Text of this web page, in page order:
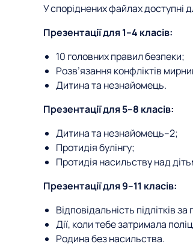
У споріднених файлах доступні
Презентації для 1–4 класів:
10 головних правил безпеки;
Розв’язання конфліктів
Дитина та незнайомець.
Презентації для 5–8 класів:
Дитина та незнайомець–2;
Протидія булінгу;
Протидія насильству над
Презентації для 9–11 класів:
Відповідальність підлітків
Дії, коли тебе затримала
Родина без насильства.